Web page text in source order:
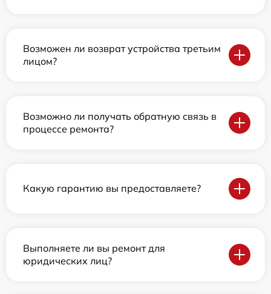
Возможен ли возврат устройства третьим
лицом?
Возможно ли получать обратную связь в
процессе ремонта?
Какую гарантию вы предоставляете?
Выполняете ли вы ремонт для
юридических лиц?